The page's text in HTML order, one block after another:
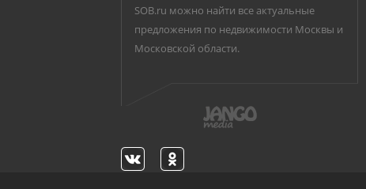
SOB.ru можно найти все актуальные
предложения по недвижимости Москвы и
Московской области.